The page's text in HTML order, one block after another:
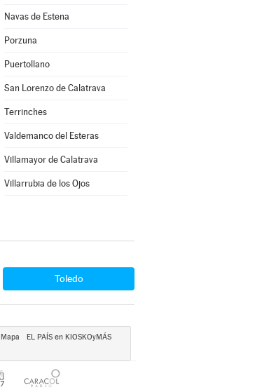
Navas de Estena
Porzuna
Puertollano
San Lorenzo de Calatrava
Terrinches
Valdemanco del Esteras
Villamayor de Calatrava
Villarrubia de los Ojos
Toledo
Mapa
EL PAÍS en KIOSKOyMÁS